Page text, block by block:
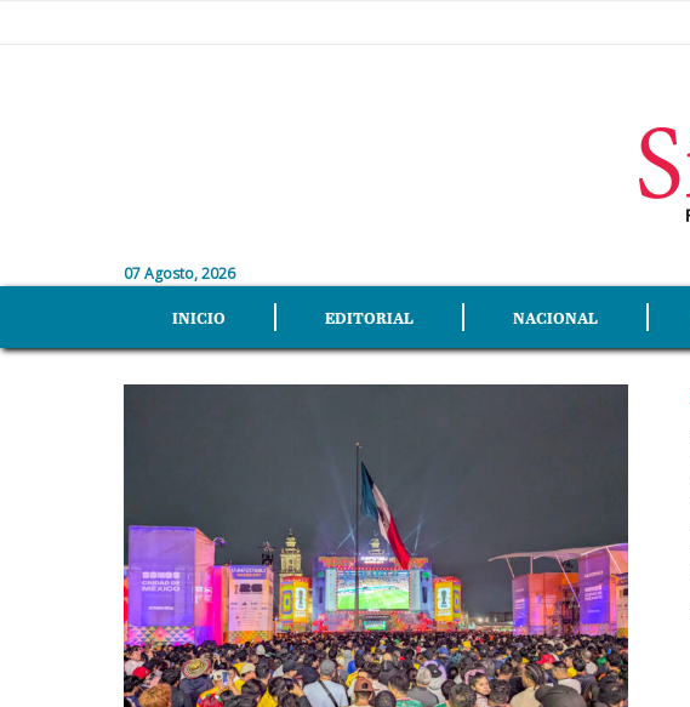
07 Agosto, 2026
INICIO EDITORIAL NACIONAL